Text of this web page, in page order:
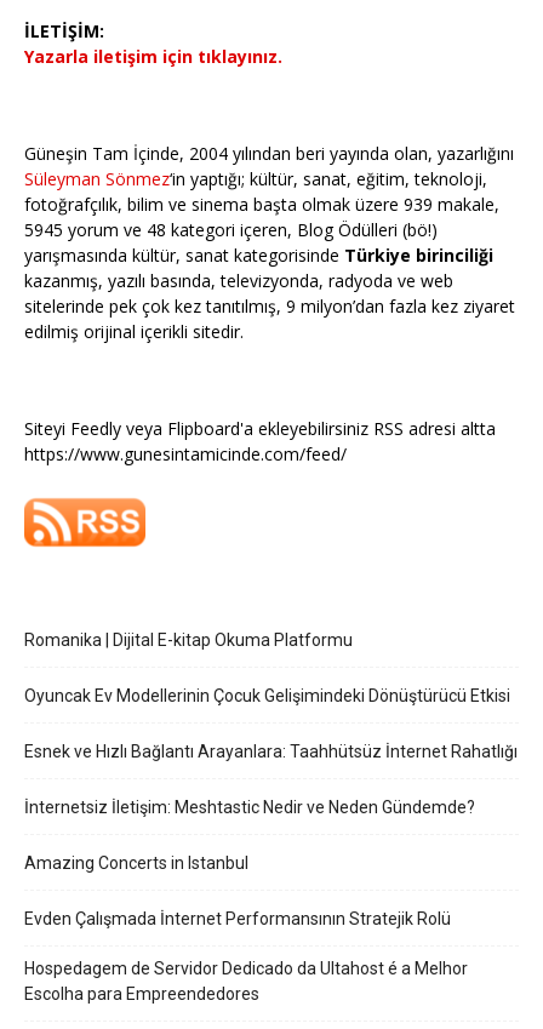
İLETİŞİM:
Yazarla iletişim için tıklayınız.
Güneşin Tam İçinde, 2004 yılından beri yayında olan, yazarlığını
Süleyman Sönmez‘in yaptığı; kültür, sanat, eğitim, teknoloji,
fotoğrafçılık, bilim ve sinema başta olmak üzere 939 makale,
5945 yorum ve 48 kategori içeren, Blog Ödülleri (bö!)
yarışmasında kültür, sanat kategorisinde Türkiye birinciliği
kazanmış, yazılı basında, televizyonda, radyoda ve web
sitelerinde pek çok kez tanıtılmış, 9 milyon’dan fazla kez ziyaret
edilmiş orijinal içerikli sitedir.
Siteyi Feedly veya Flipboard'a ekleyebilirsiniz RSS adresi altta
https://www.gunesintamicinde.com/feed/
Romanika | Dijital E-kitap Okuma Platformu
Oyuncak Ev Modellerinin Çocuk Gelişimindeki Dönüştürücü Etkisi
Esnek ve Hızlı Bağlantı Arayanlara: Taahhütsüz İnternet Rahatlığı
İnternetsiz İletişim: Meshtastic Nedir ve Neden Gündemde?
Amazing Concerts in Istanbul
Evden Çalışmada İnternet Performansının Stratejik Rolü
Hospedagem de Servidor Dedicado da Ultahost é a Melhor
Escolha para Empreendedores